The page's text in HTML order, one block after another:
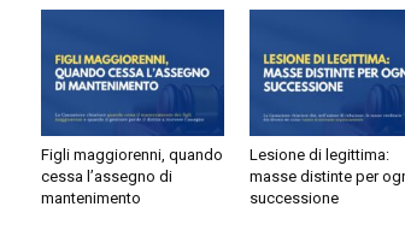
Figli maggiorenni, quando
cessa l’assegno di
mantenimento
Lesione di legittima:
masse distinte per ogni
successione